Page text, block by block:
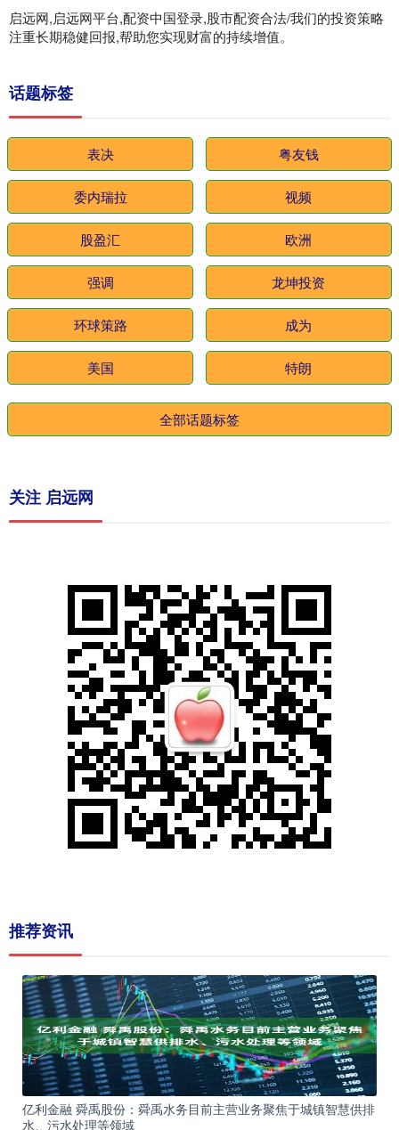
启远网,启远网平台,配资中国登录,股市配资合法/我们的投资策略
注重长期稳健回报,帮助您实现财富的持续增值。
话题标签
表决 粤友钱
委内瑞拉 视频
股盈汇 欧洲
强调 龙坤投资
环球策路 成为
美国 特朗
全部话题标签
关注 启远网
推荐资讯
亿利金融 舜禹股份：舜禹水务目前主营业务聚焦于城镇智慧供排
水、污水处理等领域